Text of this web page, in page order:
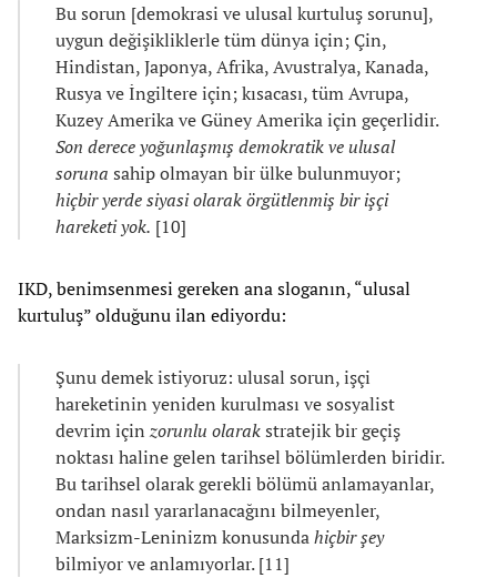
Bu sorun [demokrasi ve ulusal kurtuluş sorunu],
uygun değişikliklerle tüm dünya için; Çin,
Hindistan, Japonya, Afrika, Avustralya, Kanada,
Rusya ve İngiltere için; kısacası, tüm Avrupa,
Kuzey Amerika ve Güney Amerika için geçerlidir.
Son derece yoğunlaşmış demokratik ve ulusal
soruna sahip olmayan bir ülke bulunmuyor;
hiçbir yerde siyasi olarak örgütlenmiş bir işçi
hareketi yok. [10]
IKD, benimsenmesi gereken ana sloganın, “ulusal
kurtuluş” olduğunu ilan ediyordu:
Şunu demek istiyoruz: ulusal sorun, işçi
hareketinin yeniden kurulması ve sosyalist
devrim içinzorunlu olarakstratejik bir geçiş
noktası haline gelen tarihsel bölümlerden biridir.
Bu tarihsel olarak gerekli bölümü anlamayanlar,
ondan nasıl yararlanacağını bilmeyenler,
Marksizm-Leninizm konusundahiçbir şey
bilmiyor ve anlamıyorlar. [11]